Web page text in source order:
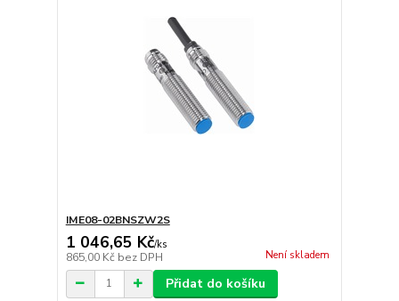
IME08-02BNSZW2S
1 046,65 Kč/ks
865,00 Kč bez DPH Není skladem
Přidat do košíku